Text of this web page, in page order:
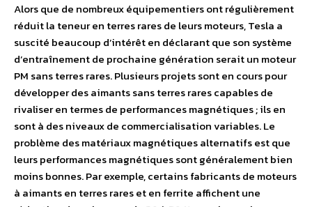
Alors que de nombreux équipementiers ont régulièrement
réduit la teneur en terres rares de leurs moteurs, Tesla a
suscité beaucoup d’intérêt en déclarant que son système
d’entraînement de prochaine génération serait un moteur
PM sans terres rares. Plusieurs projets sont en cours pour
développer des aimants sans terres rares capables de
rivaliser en termes de performances magnétiques ; ils en
sont à des niveaux de commercialisation variables. Le
problème des matériaux magnétiques alternatifs est que
leurs performances magnétiques sont généralement bien
moins bonnes. Par exemple, certains fabricants de moteurs
à aimants en terres rares et en ferrite affichent une